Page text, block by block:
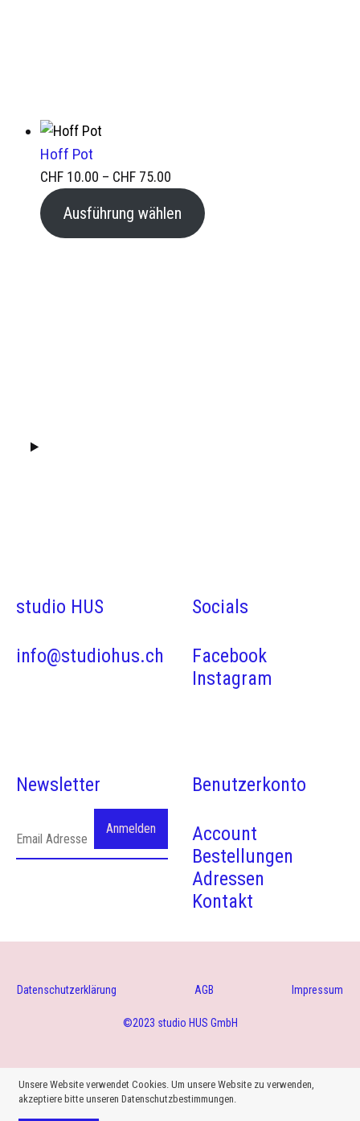
Hoff Pot
CHF 10.00 – CHF 75.00
CHF 10.00
bis
CHF 75.00
Ausführung wählen
studio HUS
info@studiohus.ch
Socials
Facebook
Instagram
Newsletter Benutzerkonto
Account
Bestellungen
Adressen
Kontakt
©2023 studio HUS GmbH
Datenschutzerklärung AGB Impressum
Unsere Website verwendet Cookies. Um unsere Website zu verwenden,
akzeptiere bitte unseren Datenschutzbestimmungen.